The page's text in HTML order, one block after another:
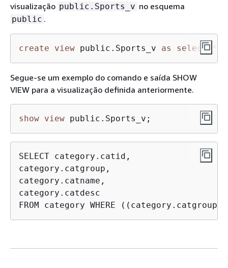
visualização public.Sports_v no esquema
public .
create view public.Sports_v as select
Segue-se um exemplo do comando e saída SHOW
VIEW para a visualização definida anteriormente.
show view public.Sports_v;
SELECT category.catid,
category.catgroup,
category.catname,
category.catdesc
FROM category WHERE